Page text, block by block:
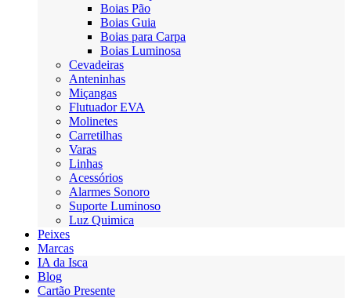
Boias Pão
Boias Guia
Boias para Carpa
Boias Luminosa
Cevadeiras
Anteninhas
Miçangas
Flutuador EVA
Molinetes
Carretilhas
Varas
Linhas
Acessórios
Alarmes Sonoro
Suporte Luminoso
Luz Quimica
Peixes
Marcas
IA da Isca
Blog
Cartão Presente